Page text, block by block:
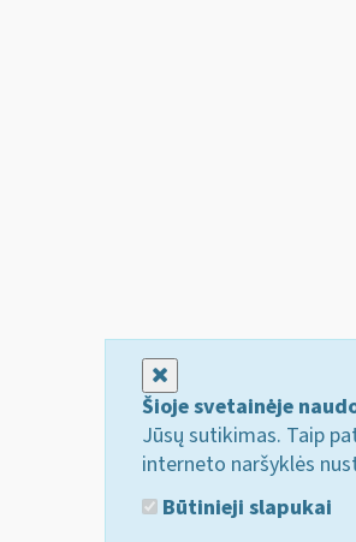
Šioje svetainėje
Jūsų sutikimas. Taip
interneto naršyklės
Būtinieji slapukai